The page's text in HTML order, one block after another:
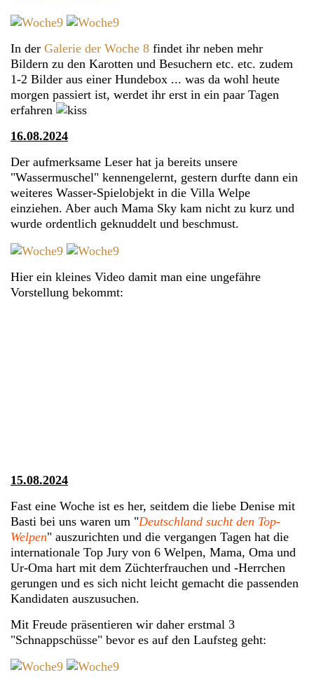
In der Galerie der Woche 8 findet ihr neben mehr
Bildern zu den Karotten und Besuchern etc. etc. zudem
1-2 Bilder aus einer Hundebox ... was da wohl heute
morgen passiert ist, werdet ihr erst in ein paar Tagen
erfahren
16.08.2024
Der aufmerksame Leser hat ja bereits unsere
"Wassermuschel" kennengelernt, gestern durfte dann ein
weiteres Wasser-Spielobjekt in die Villa Welpe
einziehen. Aber auch Mama Sky kam nicht zu kurz und
wurde ordentlich geknuddelt und beschmust.
Hier ein kleines Video damit man eine ungefähre
Vorstellung bekommt:
15.08.2024
Fast eine Woche ist es her, seitdem die liebe Denise mit
Basti bei uns waren um "Deutschland sucht den Top-
Welpen" auszurichten und die vergangen Tagen hat die
internationale Top Jury von 6 Welpen, Mama, Oma und
Ur-Oma hart mit dem Züchterfrauchen und -Herrchen
gerungen und es sich nicht leicht gemacht die passenden
Kandidaten auszusuchen.
Mit Freude präsentieren wir daher erstmal 3
"Schnappschüsse" bevor es auf den Laufsteg geht: